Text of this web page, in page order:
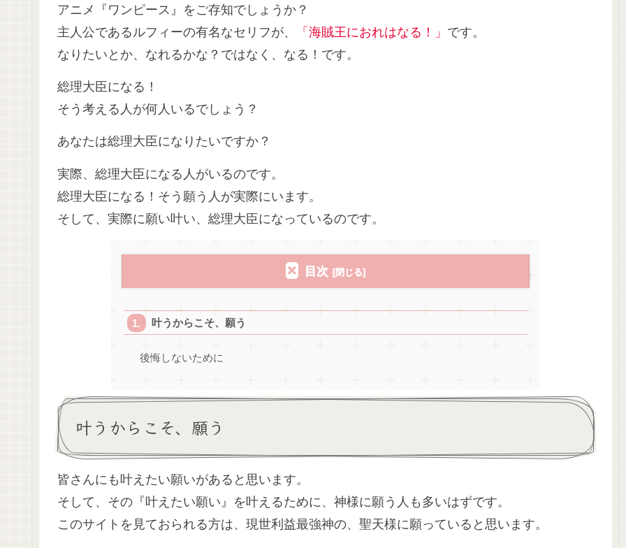
アニメ『ワンピース』をご存知でしょうか？
主人公であるルフィーの有名なセリフが、
「海賊王におれはなる！」 です。
なりたいとか、なれるかな？ではなく、なる！です。
総理大臣になる！
そう考える人が何人いるでしょう？
あなたは総理大臣になりたいですか？
実際、総理大臣になる人がいるのです。
総理大臣になる！そう願う人が実際にいます。
そして、実際に願い叶い、総理大臣になっているのです。
目次
叶うからこそ、願う
後悔しないために
叶うからこそ、願う
皆さんにも叶えたい願いがあると思います。
そして、その『叶えたい願い』を叶えるために、神様に願う人も多いはずです。
このサイトを見ておられる方は、現世利益最強神の、聖天様に願っていると思います。